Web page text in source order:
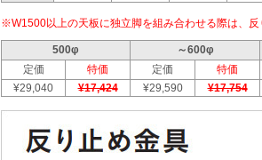
※W1500以上の天板に独立脚を組み合わせる際は、反
500φ ～600φ
定価
特価 定価 特価
¥29,040
¥17,424 ¥29,590 ¥17,754